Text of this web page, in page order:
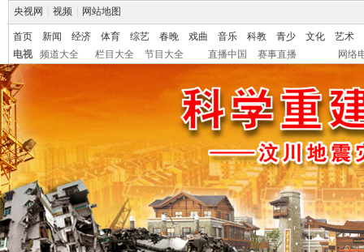
央视网 视频 网站地图
首页 新闻 经济 体育 综艺 春晚 戏曲 音乐 科教 青少 文化
艺术
电视
频道大全 栏目大全 节目大全 直播中国 赛事直播 网络